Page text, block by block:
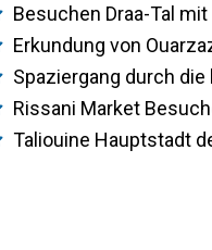
Besuchen Draa-Tal
Erkundung von
Spaziergang durch
Rissani Market
Taliouine Hauptstadt